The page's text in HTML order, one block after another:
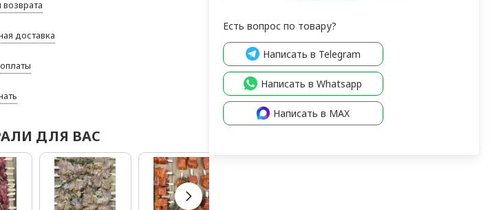
возврата
доставка
ДЛЯ ВАС
Есть вопрос по товару?
Написать в Telegram
Написать в Whatsapp
Написать в MAX